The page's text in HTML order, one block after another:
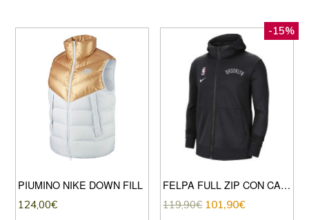
PIUMINO NIKE DOWN FILL
124,00€
-15%
FELPA FULL ZIP CON CAPPUCCIO THERMAFLEX SHOWTIME NETS
119,90€ 101,90€